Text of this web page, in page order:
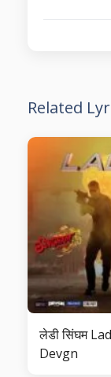
Related
लेडी सिंघम
Devgn